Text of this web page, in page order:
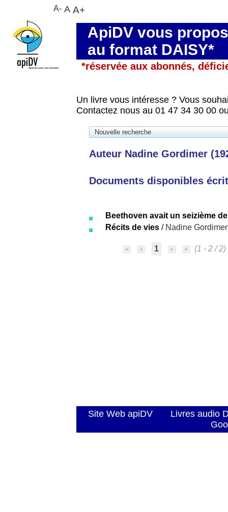
ApiDV vous
au format DAISY*
*réservée aux abonnés,
Un livre vous intéresse ? Vous
Contactez nous au 01 47 34 30 00
Nouvelle recherche
Auteur Nadine Gordimer
Documents disponibles
Beethoven avait un seizième
Récits de vies / Nadine Gordimer
1 (1 - 2 / 2)
Site Web apiDV
Livres audio
A- A A+